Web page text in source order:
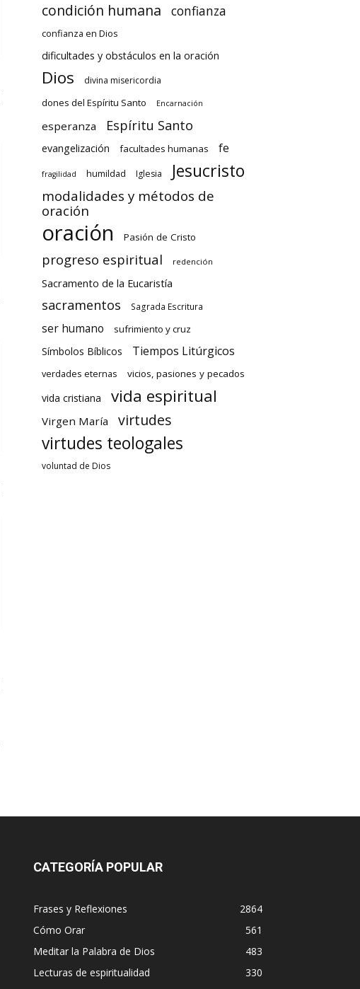
condición humana confianza
confianza en Dios
dificultades y obstáculos en la oración
Dios divina misericordia
dones del Espíritu Santo Encarnación
esperanza Espíritu Santo
evangelización facultades humanas fe
fragilidad humildad Iglesia Jesucristo
modalidades y métodos de
oración
oración Pasión de Cristo
progreso espiritual redención
Sacramento de la Eucaristía
sacramentos Sagrada Escritura
ser humano sufrimiento y cruz
Símbolos Bíblicos Tiempos Litúrgicos
verdades eternas vicios, pasiones y pecados
vida cristiana vida espiritual
Virgen María virtudes
virtudes teologales
voluntad de Dios
CATEGORÍA POPULAR
Frases y Reflexiones
2864
Cómo Orar
561
Meditar la Palabra de Dios
483
Lecturas de espiritualidad
330